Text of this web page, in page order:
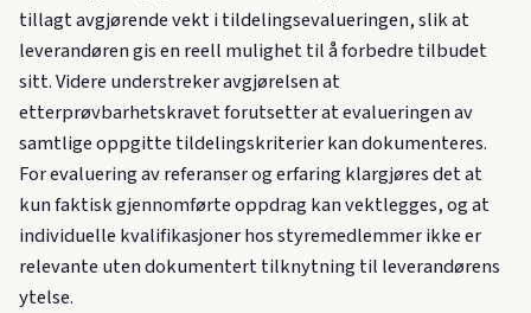
tillagt avgjørende vekt i tildelingsevalueringen, slik at
leverandøren gis en reell mulighet til å forbedre tilbudet
sitt. Videre understreker avgjørelsen at
etterprøvbarhetskravet forutsetter at evalueringen av
samtlige oppgitte tildelingskriterier kan dokumenteres.
For evaluering av referanser og erfaring klargjøres det at
kun faktisk gjennomførte oppdrag kan vektlegges, og at
individuelle kvalifikasjoner hos styremedlemmer ikke er
relevante uten dokumentert tilknytning til leverandørens
ytelse.